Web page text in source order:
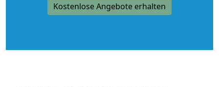
Kostenlose Angebote erhalten